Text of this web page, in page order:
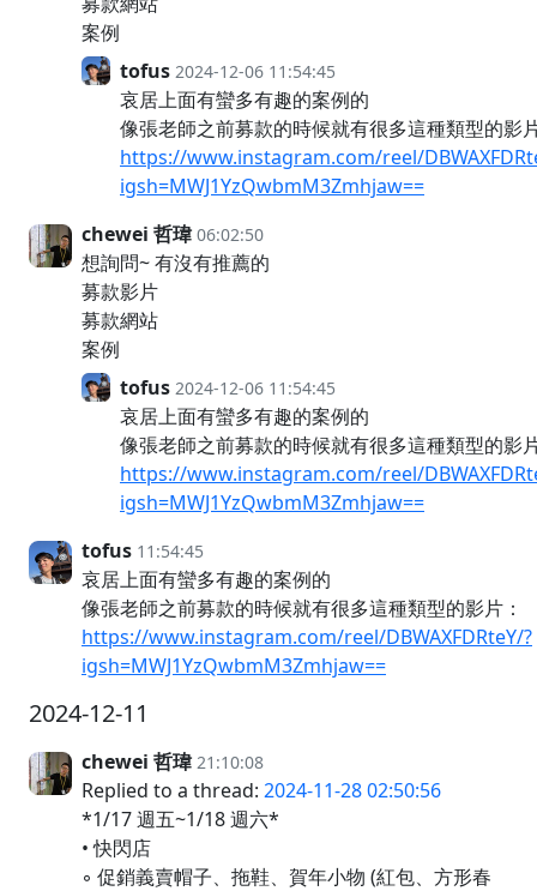
案例
tofus 2024-12-06 11:54:45
哀居上面有蠻多有趣的案例的
像張老師之前募款的時候就有很多這種類型的影
https://www.instagram.com/reel/
igsh=MWJ1YzQwbmM3Zmhjaw==
chewei 哲瑋 06:02:50
想詢問~ 有沒有推薦的
募款影片
募款網站
案例
tofus 2024-12-06 11:54:45
哀居上面有蠻多有趣的案例的
像張老師之前募款的時候就有很多這種類型的影
https://www.instagram.com/reel/
igsh=MWJ1YzQwbmM3Zmhjaw==
tofus 11:54:45
哀居上面有蠻多有趣的案例的
像張老師之前募款的時候就有很多這種類型的影片：
https://www.instagram.com/reel/DBWAXFDRteY/?
igsh=MWJ1YzQwbmM3Zmhjaw==
2024-12-11
chewei 哲瑋 21:10:08
Replied to a thread: 2024-11-28 02:50:56
*1/17 週五~1/18 週六*
• 快閃店
◦ 促銷義賣帽子、拖鞋、賀年小物 (紅包、方形春